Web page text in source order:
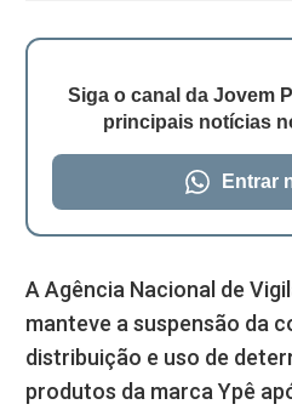
Siga o canal da Jovem
principais notícias
Entrar
A Agência Nacional de
manteve a suspensão da
distribuição e uso de
produtos da marca Ypê